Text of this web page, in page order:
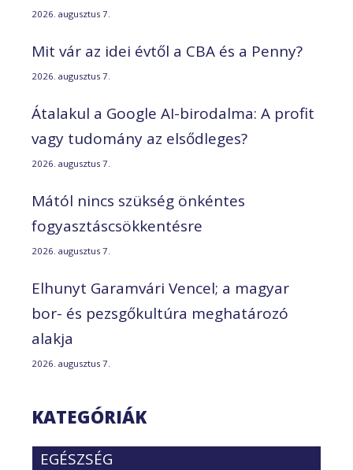
2026. augusztus 7.
Mit vár az idei évtől a CBA és a Penny?
2026. augusztus 7.
Átalakul a Google AI-birodalma: A profit
vagy tudomány az elsődleges?
2026. augusztus 7.
Mától nincs szükség önkéntes
fogyasztáscsökkentésre
2026. augusztus 7.
Elhunyt Garamvári Vencel; a magyar
bor- és pezsgőkultúra meghatározó
alakja
2026. augusztus 7.
KATEGÓRIÁK
EGÉSZSÉG